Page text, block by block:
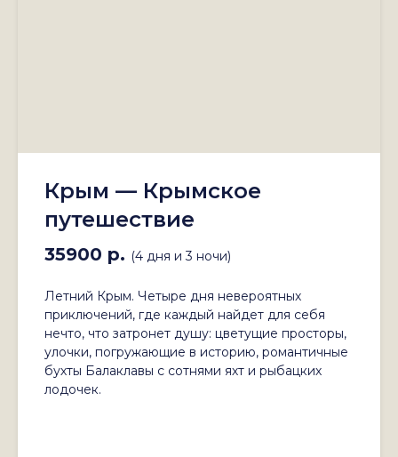
Крым — Крымское
путешествие
35900 р. (4 дня и 3 ночи)
Летний Крым. Четыре дня невероятных
приключений, где каждый найдет для себя
нечто, что затронет душу: цветущие просторы,
улочки, погружающие в историю, романтичные
бухты Балаклавы с сотнями яхт и рыбацких
лодочек.